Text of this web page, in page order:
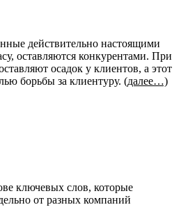
действительно настоящими
оставляются конкурентами. При
осадок у клиентов, а этот
борьбы за клиентуру. (далее…)
ключевых слов, которые
от разных компаний